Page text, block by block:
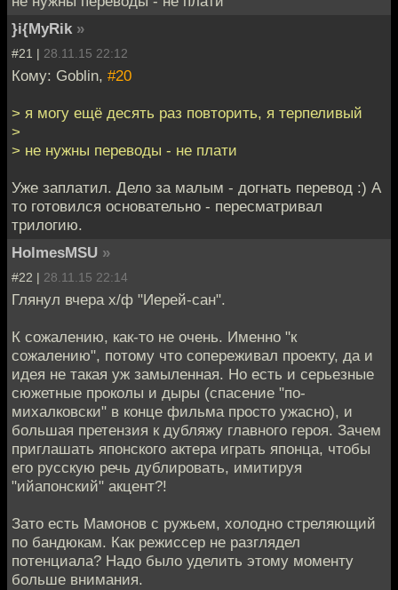
}i{MyRik »
#21 | 28.11.15 22:12
Кому: Goblin, #20
> я могу ещё десять раз повторить, я терпеливый
>
> не нужны переводы - не плати
Уже заплатил. Дело за малым - догнать перевод :) А
то готовился основательно - пересматривал
трилогию.
HolmesMSU »
#22 | 28.11.15 22:14
Глянул вчера х/ф "Иерей-сан".
К сожалению, как-то не очень. Именно "к
сожалению", потому что сопереживал проекту, да и
идея не такая уж замыленная. Но есть и серьезные
сюжетные проколы и дыры (спасение "по-
михалковски" в конце фильма просто ужасно), и
большая претензия к дубляжу главного героя. Зачем
приглашать японского актера играть японца, чтобы
его русскую речь дублировать, имитируя
"ийапонский" акцент?!
Зато есть Мамонов с ружьем, холодно стреляющий
по бандюкам. Как режиссер не разглядел
потенциала? Надо было уделить этому моменту
больше внимания.